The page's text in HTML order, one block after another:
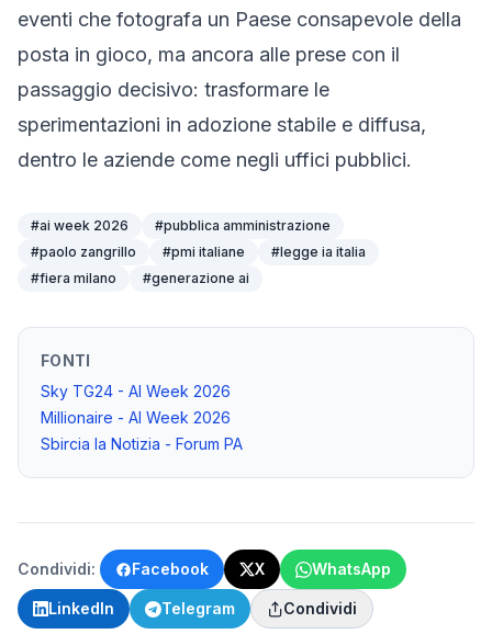
eventi che fotografa un Paese consapevole della
posta in gioco, ma ancora alle prese con il
passaggio decisivo: trasformare le
sperimentazioni in adozione stabile e diffusa,
dentro le aziende come negli uffici pubblici.
#ai week 2026 #pubblica amministrazione
#paolo zangrillo #pmi italiane #legge ia italia
#fiera milano #generazione ai
FONTI
Sky TG24 - AI Week 2026
Millionaire - AI Week 2026
Sbircia la Notizia - Forum PA
Condividi: Facebook X WhatsApp
LinkedIn Telegram Condividi